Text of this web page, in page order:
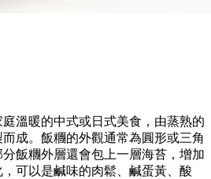
溫暖的中式或日式美食，由蒸熟的
成。飯糰的外觀通常為圓形或三角
飯糰外層還會包上一層海苔，增加
可以是鹹味的肉鬆、鹹蛋黃、酸